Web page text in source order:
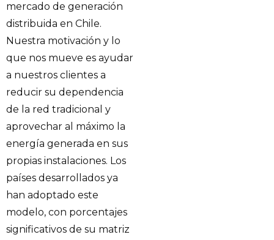
mercado de generación
distribuida en Chile.
Nuestra motivación y lo
que nos mueve es ayudar
a nuestros clientes a
reducir su dependencia
de la red tradicional y
aprovechar al máximo la
energía generada en sus
propias instalaciones. Los
países desarrollados ya
han adoptado este
modelo, con porcentajes
significativos de su matriz